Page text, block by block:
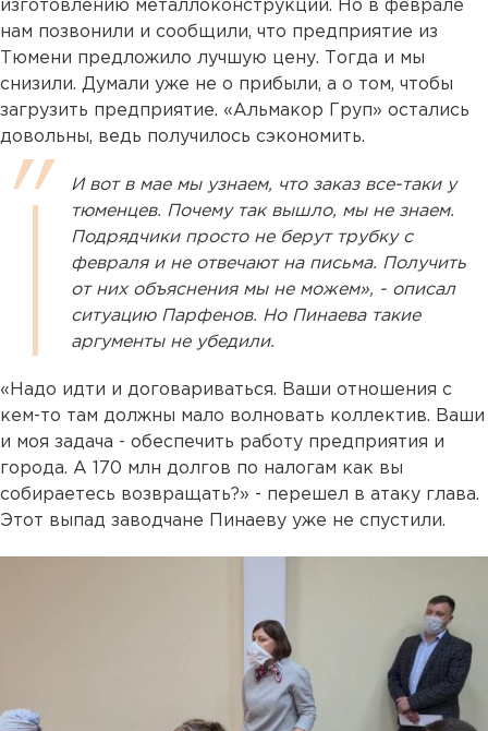
изготовлению металлоконструкций. Но в феврале
нам позвонили и сообщили, что предприятие из
Тюмени предложило лучшую цену. Тогда и мы
снизили. Думали уже не о прибыли, а о том, чтобы
загрузить предприятие. «Альмакор Груп» остались
довольны, ведь получилось сэкономить.
И вот в мае мы узнаем, что заказ все-таки у
тюменцев. Почему так вышло, мы не знаем.
Подрядчики просто не берут трубку с
февраля и не отвечают на письма. Получить
от них объяснения мы не можем», - описал
ситуацию Парфенов. Но Пинаева такие
аргументы не убедили.
«Надо идти и договариваться. Ваши отношения с
кем-то там должны мало волновать коллектив. Ваши
и моя задача - обеспечить работу предприятия и
города. А 170 млн долгов по налогам как вы
собираетесь возвращать?» - перешел в атаку глава.
Этот выпад заводчане Пинаеву уже не спустили.